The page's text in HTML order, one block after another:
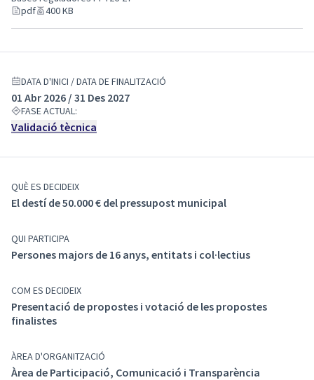
pdf
400 KB
DATA D'INICI / DATA DE FINALITZACIÓ
01 Abr 2026 / 31 Des 2027
FASE ACTUAL:
Validació tècnica
QUÈ ES DECIDEIX
El destí de 50.000 € del pressupost municipal
QUI PARTICIPA
Persones majors de 16 anys, entitats i col·lectius
COM ES DECIDEIX
Presentació de propostes i votació de les propostes
finalistes
ÀREA D'ORGANITZACIÓ
Àrea de Participació, Comunicació i Transparència